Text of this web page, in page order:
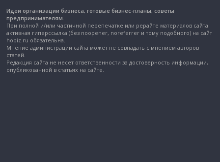
Идеи организации бизнеса, готовые бизнес-планы, советы
предпринимателям.
При полной и/или частичной перепечатке или рерайте материалов сайта
активная гиперссылка (без noopener, noreferrer и тому подобного) на сайт
hobiz.ru обязательна.
Мнение администрации сайта может не совпадать с мнением авторов
статей.
Редакция сайта не несет ответственности за достоверность информации,
опубликованной в статьях на сайте.